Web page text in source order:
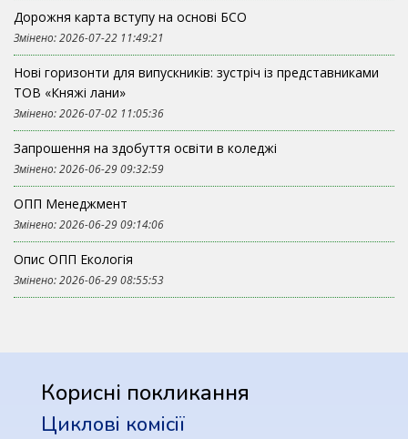
Дорожня карта вступу на основі БСО
Змінено: 2026-07-22 11:49:21
Нові горизонти для випускників: зустріч із представниками
ТОВ «Княжі лани»
Змінено: 2026-07-02 11:05:36
Запрошення на здобуття освіти в коледжі
Змінено: 2026-06-29 09:32:59
ОПП Менеджмент
Змінено: 2026-06-29 09:14:06
Опис ОПП Екологія
Змінено: 2026-06-29 08:55:53
Корисні покликання
Циклові комісії